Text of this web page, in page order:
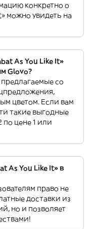
конкретно о
можно увидеть на
As You Like It»
Glovo?
со
цветом. Если вам
такие выгодные
цене 1 или
As You Like It» в
право не
доставки из
но и позволяет